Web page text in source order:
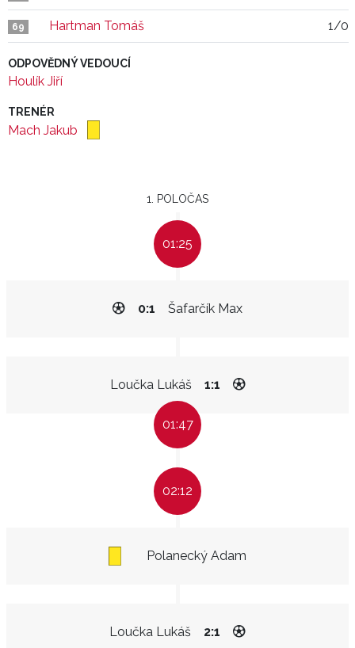
69 Hartman Tomáš 1/0
ODPOVĚDNÝ VEDOUCÍ
Houlík Jiří
TRENÉR
Mach Jakub
1. POLOČAS
01:25
Šafarčík Max
0:1
Loučka Lukáš 1:1
01:47
02:12
Polanecký Adam
Loučka Lukáš 2:1